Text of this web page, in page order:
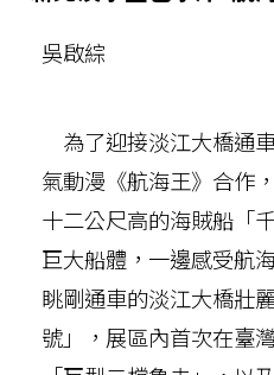
吳啟綜
為了迎接淡江大橋通
氣動漫《航海王》合作
十二公尺高的海賊船「
巨大船體，一邊感受航
眺剛通車的淡江大橋壯
號」，展區內首次在臺